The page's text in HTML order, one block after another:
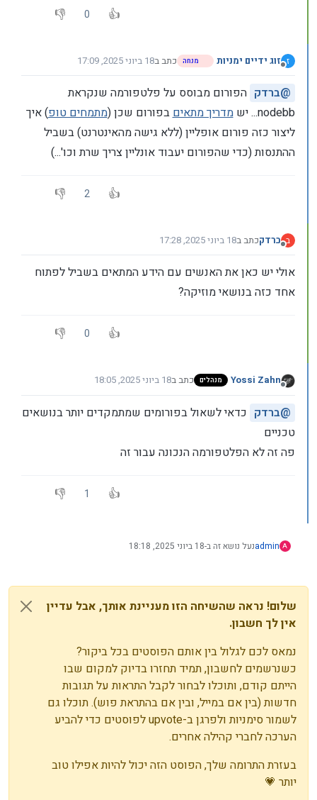
0
ז
מנותק
זוג ידיים ימניות מנחה כתב ב18 ביוני 2025, 17:09
נערך לאחרונה על ידי
@ברדק הפורום מבוסס על פלטפורמה שנקראת
nodebb... יש
מדריך מתאיםבפורום שכן (מתמחים טופ) איך
ליצור כזה פורום אופליין (ללא גישה מהאינטרנט) בשביל
ההתנסות (כדי שהפורום יעבוד אונליין צריך שרת וכו'...)
2
ב
מנותק
ברדקכתב ב18 ביוני 2025, 17:28
נערך לאחרונה על ידי
אולי יש כאן את האנשים עם הידע המתאים בשביל לפתוח
אחד כזה בנושאי מוזיקה?
0
מנותק
Yossi Zahn מנהלים כתב ב18 ביוני 2025, 18:05
נערך לאחרונה על ידי
@ברדק כדאי לשאול בפורומים שמתמקדים יותר בנושאים
טכניים
פה זה לא הפלטפורמה הנכונה עבור זה
1
A
adminנעל נושא זה ב-18 ביוני 2025, 18:18
שלום! נראה שהשיחה הזו מעניינת אותך, אבל עדיין
אין לך חשבון.
נמאס לכם לגלול בין אותם הפוסטים בכל ביקור?
כשנרשמים לחשבון, תמיד תחזרו בדיוק למקום שבו
הייתם קודם, ותוכלו לבחור לקבל התראות על תגובות
חדשות (בין אם במייל, ובין אם בהתראת פוש). תוכלו גם
לשמור סימניות ולפרגן ב-upvote לפוסטים כדי להביע
הערכה לחברי קהילה אחרים.
בעזרת התרומה שלך, הפוסט הזה יכול להיות אפילו טוב
יותר 💗